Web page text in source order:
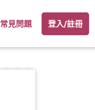
常見問題 登入/註冊